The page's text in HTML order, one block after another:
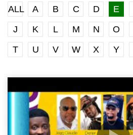
ALL A B C D E
J
K L M N O
T
U V W X Y